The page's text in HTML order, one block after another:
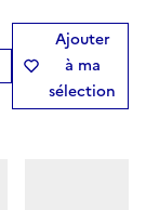
Ajouter
à ma
sélection